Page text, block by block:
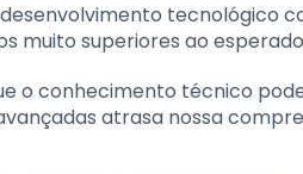
tecnológico
muito superiores ao
o conhecimento técnico
atrasa nossa